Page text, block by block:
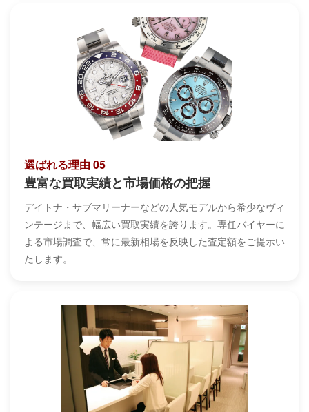
選ばれる理由 05
豊富な買取実績と市場価格の把握
デイトナ・サブマリーナーなどの人気モデルから希少なヴィ
ンテージまで、幅広い買取実績を誇ります。専任バイヤーに
よる市場調査で、常に最新相場を反映した査定額をご提示い
たします。